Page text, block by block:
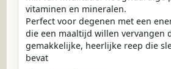
vitaminen en mineralen.
Perfect voor degenen met een
die een maaltijd willen vervangen
gemakkelijke, heerlijke reep die
bevat